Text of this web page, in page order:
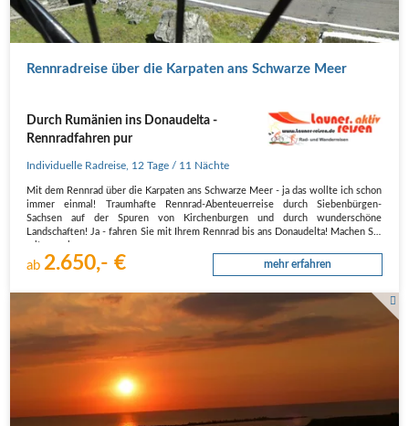
Rennradreise über die Karpaten ans Schwarze Meer
Durch Rumänien ins Donaudelta -
Rennradfahren pur
Individuelle Radreise 12 Tage / 11 Nächte
Mit dem Rennrad über die Karpaten ans Schwarze Meer - ja das wollte ich schon
immer einmal! Traumhafte Rennrad-Abenteuerreise durch Siebenbürgen-
Sachsen auf der Spuren von Kirchenburgen und durch wunderschöne
Landschaften! Ja - fahren Sie mit Ihrem Rennrad bis ans Donaudelta! Machen Sie
ab2.650,- € mehr erfahren